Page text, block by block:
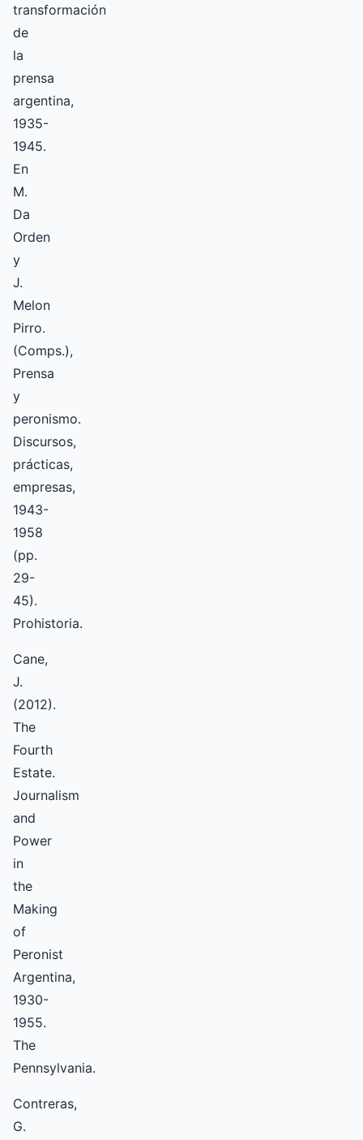
transformación
de
la
prensa
argentina,
1935-
1945.
En
M.
Da
Orden
y
J.
Melon
Pirro.
(Comps.),
Prensa
y
peronismo.
Discursos,
prácticas,
empresas,
1943-
1958
(pp.
29-
45).
Prohistoria.
Cane,
J.
(2012).
The
Fourth
Estate.
Journalism
and
Power
in
the
Making
of
Peronist
Argentina,
1930-
1955.
The
Pennsylvania.
Contreras,
G.